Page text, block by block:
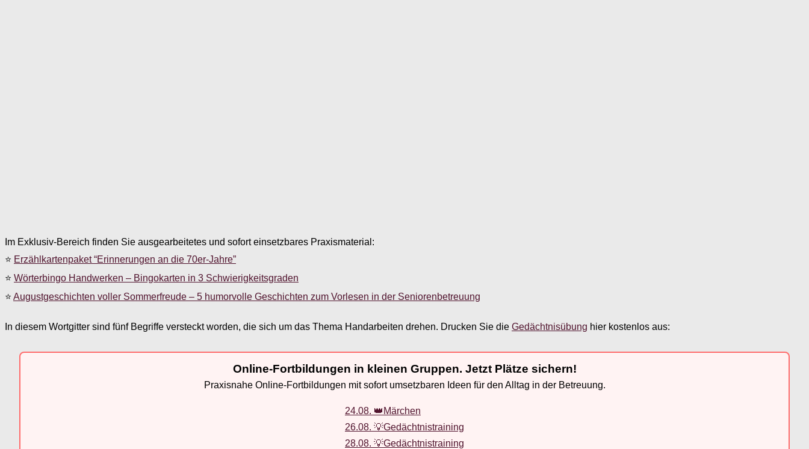
Im Exklusiv-Bereich finden Sie ausgearbeitetes und sofort einsetzbares Praxismaterial:
⭐ Erzählkartenpaket “Erinnerungen an die 70er-Jahre”
⭐ Wörterbingo Handwerken – Bingokarten in 3 Schwierigkeitsgraden
⭐ Augustgeschichten voller Sommerfreude – 5 humorvolle Geschichten zum Vorlesen in der Seniorenbetreuung
In diesem Wortgitter sind fünf Begriffe versteckt worden, die sich um das Thema Handarbeiten drehen. Drucken Sie die Gedächtnisübung hier kostenlos aus:
Online-Fortbildungen in kleinen Gruppen. Jetzt Plätze sichern!
Praxisnahe Online-Fortbildungen mit sofort umsetzbaren Ideen für den Alltag in der Betreuung.
24.08. 👑Märchen
26.08. 💡Gedächtnistraining
28.08. 💡Gedächtnistraining